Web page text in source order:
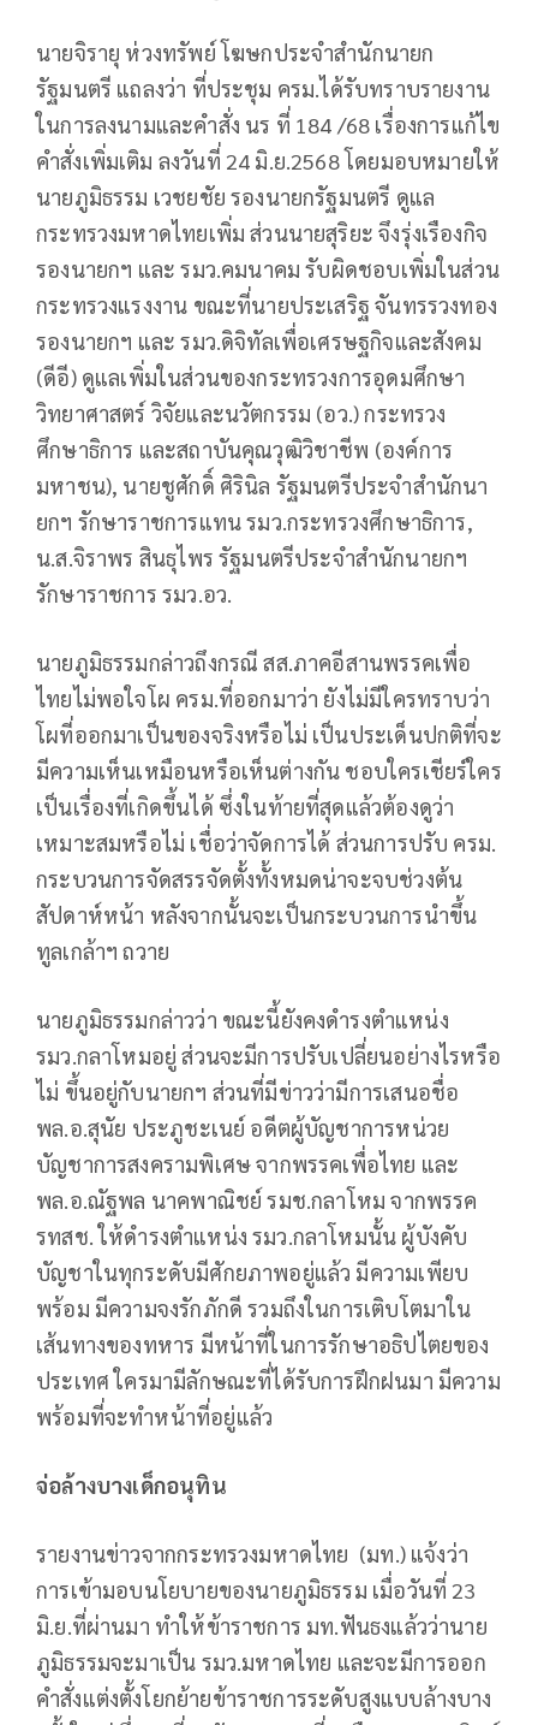
นายจิรายุ ห่วงทรัพย์ โฆษกประจำสำนักนายก
รัฐมนตรี แถลงว่า ที่ประชุม ครม.ได้รับทราบรายงาน
ในการลงนามและคำสั่ง นร ที่ 184 /68 เรื่องการแก้ไข
คำสั่งเพิ่มเติม ลงวันที่ 24 มิ.ย.2568 โดยมอบหมายให้
นายภูมิธรรม เวชยชัย รองนายกรัฐมนตรี ดูแล
กระทรวงมหาดไทยเพิ่ม ส่วนนายสุริยะ จึงรุ่งเรืองกิจ
รองนายกฯ และ รมว.คมนาคม รับผิดชอบเพิ่มในส่วน
กระทรวงแรงงาน ขณะที่นายประเสริฐ จันทรรวงทอง
รองนายกฯ และ รมว.ดิจิทัลเพื่อเศรษฐกิจและสังคม
(ดีอี) ดูแลเพิ่มในส่วนของกระทรวงการอุดมศึกษา
วิทยาศาสตร์ วิจัยและนวัตกรรม (อว.) กระทรวง
ศึกษาธิการ และสถาบันคุณวุฒิวิชาชีพ (องค์การ
มหาชน), นายชูศักดิ์ ศิรินิล รัฐมนตรีประจำสำนักนา
ยกฯ รักษาราชการแทน รมว.กระทรวงศึกษาธิการ,
น.ส.จิราพร สินธุไพร รัฐมนตรีประจำสำนักนายกฯ
รักษาราชการ รมว.อว.
นายภูมิธรรมกล่าวถึงกรณี สส.ภาคอีสานพรรคเพื่อ
ไทยไม่พอใจโผ ครม.ที่ออกมาว่า ยังไม่มีใครทราบว่า
โผที่ออกมาเป็นของจริงหรือไม่ เป็นประเด็นปกติที่จะ
มีความเห็นเหมือนหรือเห็นต่างกัน ชอบใครเชียร์ใคร
เป็นเรื่องที่เกิดขึ้นได้ ซึ่งในท้ายที่สุดแล้วต้องดูว่า
เหมาะสมหรือไม่ เชื่อว่าจัดการได้ ส่วนการปรับ ครม.
กระบวนการจัดสรรจัดตั้งทั้งหมดน่าจะจบช่วงต้น
สัปดาห์หน้า หลังจากนั้นจะเป็นกระบวนการนำขึ้น
ทูลเกล้าฯ ถวาย
นายภูมิธรรมกล่าวว่า ขณะนี้ยังคงดำรงตำแหน่ง
รมว.กลาโหมอยู่ ส่วนจะมีการปรับเปลี่ยนอย่างไรหรือ
ไม่ ขึ้นอยู่กับนายกฯ ส่วนที่มีข่าวว่ามีการเสนอชื่อ
พล.อ.สุนัย ประภูชะเนย์ อดีตผู้บัญชาการหน่วย
บัญชาการสงครามพิเศษ จากพรรคเพื่อไทย และ
พล.อ.ณัฐพล นาคพาณิชย์ รมช.กลาโหม จากพรรค
รทสช. ให้ดำรงตำแหน่ง รมว.กลาโหมนั้น ผู้บังคับ
บัญชาในทุกระดับมีศักยภาพอยู่แล้ว มีความเพียบ
พร้อม มีความจงรักภักดี รวมถึงในการเติบโตมาใน
เส้นทางของทหาร มีหน้าที่ในการรักษาอธิปไตยของ
ประเทศ ใครมามีลักษณะที่ได้รับการฝึกฝนมา มีความ
พร้อมที่จะทำหน้าที่อยู่แล้ว
จ่อล้างบางเด็กอนุทิน
รายงานข่าวจากกระทรวงมหาดไทย (มท.) แจ้งว่า
การเข้ามอบนโยบายของนายภูมิธรรม เมื่อวันที่ 23
มิ.ย.ที่ผ่านมา ทำให้ข้าราชการ มท.ฟันธงแล้วว่านาย
ภูมิธรรมจะมาเป็น รมว.มหาดไทย และจะมีการออก
คำสั่งแต่งตั้งโยกย้ายข้าราชการระดับสูงแบบล้างบาง